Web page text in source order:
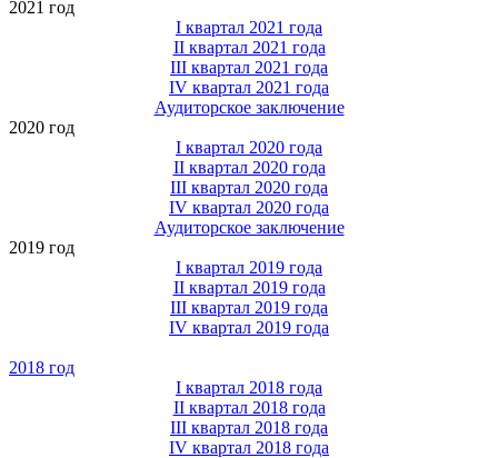
2021 год
I квартал 2021 года
II квартал 2021 года
III квартал 2021 года
IV квартал 2021 года
Аудиторское заключение
2020 год
I квартал 2020 года
II квартал 2020 года
III квартал 2020 года
IV квартал 2020 года
Аудиторское заключение
2019 год
I квартал 2019 года
II квартал 2019 года
III квартал 2019 года
IV квартал 2019 года
2018 год
I квартал 2018 года
II квартал 2018 года
III квартал 2018 года
IV квартал 2018 года